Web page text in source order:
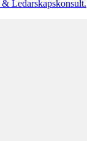
Ledarskapskonsult.